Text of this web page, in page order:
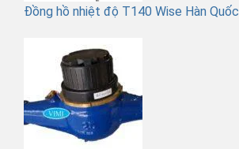
Đồng hồ nhiệt độ T140 Wise Hàn Quốc